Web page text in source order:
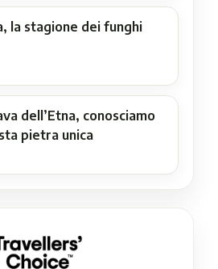
la stagione dei funghi
dell’Etna, conosciamo
pietra unica